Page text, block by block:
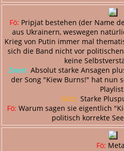
Fö: Pripjat bestehen (der Name
aus Ukrainern, weswegen
Krieg von Putin immer mal
sich die Band nicht vor
keine
Zwen: Absolut starke Ansagen
der Song "Kiew Burns!" hat nun
Götz: Starke
Fö: Warum sagen sie eigentlich
politisch korrekte
Fö: